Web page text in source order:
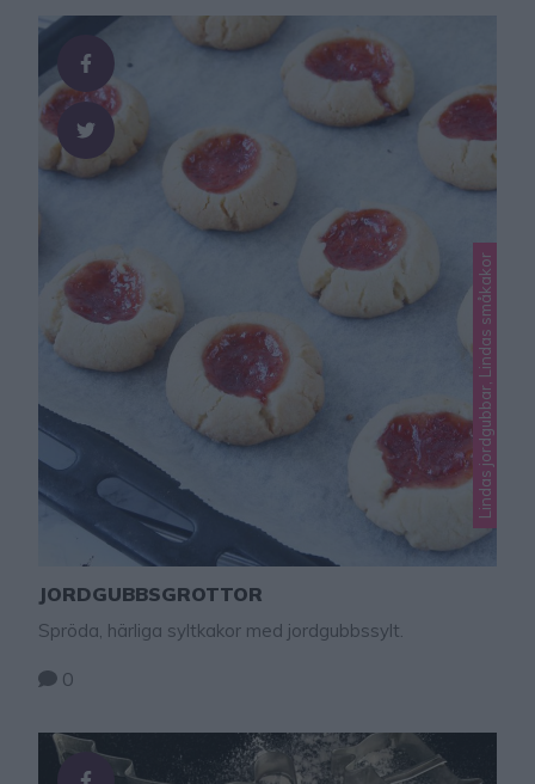
Lindas jordgubbar, Lindas småkakor
JORDGUBBSGROTTOR
Spröda, härliga syltkakor med jordgubbssylt.
0